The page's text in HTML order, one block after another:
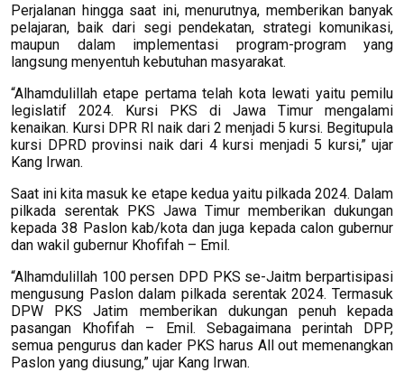
Perjalanan hingga saat ini, menurutnya, memberikan banyak
pelajaran, baik dari segi pendekatan, strategi komunikasi,
maupun dalam implementasi program-program yang
langsung menyentuh kebutuhan masyarakat.
“Alhamdulillah etape pertama telah kota lewati yaitu pemilu
legislatif 2024. Kursi PKS di Jawa Timur mengalami
kenaikan. Kursi DPR RI naik dari 2 menjadi 5 kursi. Begitupula
kursi DPRD provinsi naik dari 4 kursi menjadi 5 kursi,” ujar
Kang Irwan.
Saat ini kita masuk ke etape kedua yaitu pilkada 2024. Dalam
pilkada serentak PKS Jawa Timur memberikan dukungan
kepada 38 Paslon kab/kota dan juga kepada calon gubernur
dan wakil gubernur Khofifah – Emil.
“Alhamdulillah 100 persen DPD PKS se-Jaitm berpartisipasi
mengusung Paslon dalam pilkada serentak 2024. Termasuk
DPW PKS Jatim memberikan dukungan penuh kepada
pasangan Khofifah – Emil. Sebagaimana perintah DPP,
semua pengurus dan kader PKS harus All out memenangkan
Paslon yang diusung,” ujar Kang Irwan.